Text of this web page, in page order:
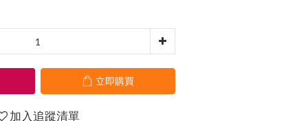
立即購買
加入追蹤清單